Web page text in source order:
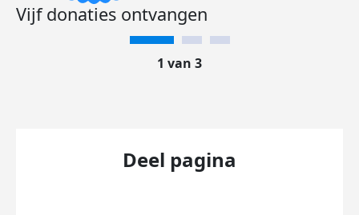
Vijf donaties ontvangen
1 van 3
Deel pagina